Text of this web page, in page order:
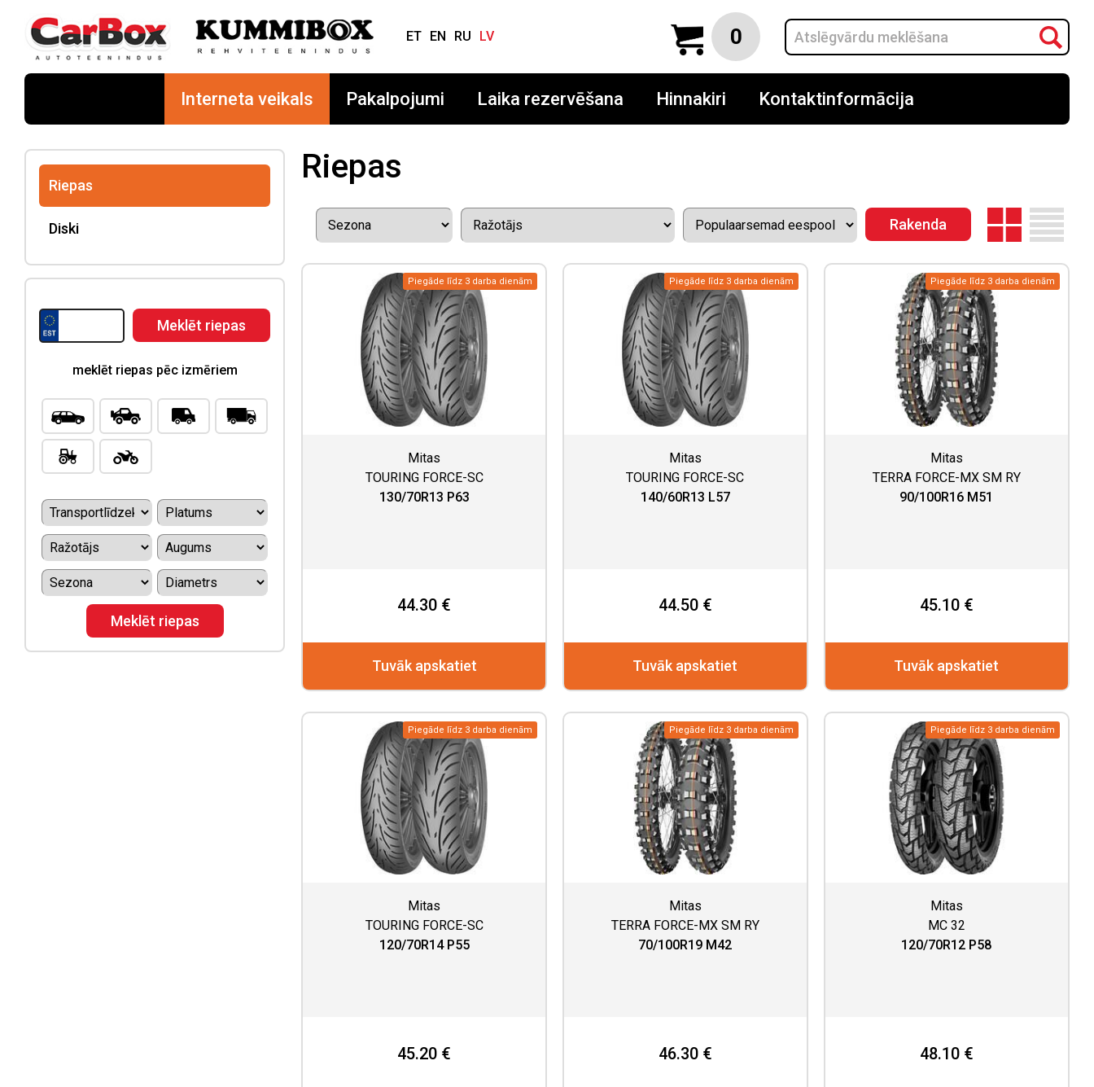
ET EN RU LV 0
Interneta veikals Pakalpojumi Laika rezervēšana Hinnakiri Kontaktinformācija
Riepas
Diski
meklēt riepas pēc izmēriem
Riepas
Piegāde līdz 3 darba dienām
Mitas
TOURING FORCE-SC
130/70R13 P63
44.30 €
Tuvāk apskatiet
Piegāde līdz 3 darba dienām
Mitas
TOURING FORCE-SC
140/60R13 L57
44.50 €
Tuvāk apskatiet
Piegāde līdz 3 darba dienām
Mitas
TERRA FORCE-MX SM RY
90/100R16 M51
45.10 €
Tuvāk apskatiet
Piegāde līdz 3 darba dienām
Mitas
TOURING FORCE-SC
120/70R14 P55
45.20 €
Piegāde līdz 3 darba dienām
Mitas
TERRA FORCE-MX SM RY
70/100R19 M42
46.30 €
Piegāde līdz 3 darba dienām
Mitas
MC 32
120/70R12 P58
48.10 €